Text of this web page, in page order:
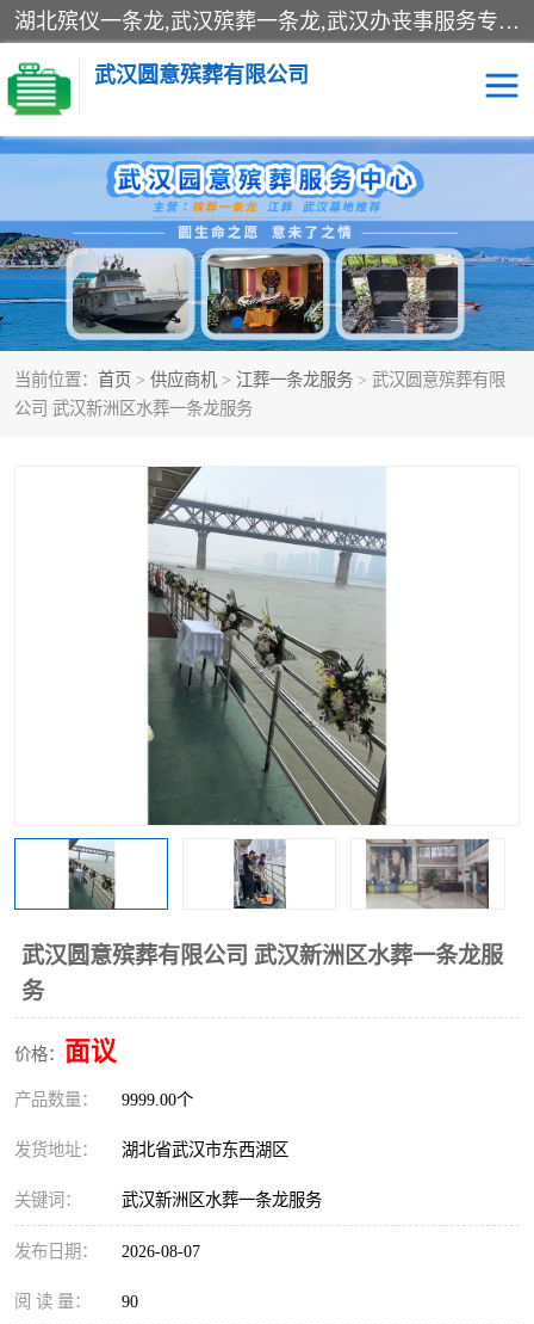
湖北殡仪一条龙,武汉殡葬一条龙,武汉办丧事服务专理红白佛事、病人临终关怀、医院或家中老人去世穿寿衣、灵车遗体接运、殡仪馆告别厅预约、办理火葬场手续、民俗丧事策划、遗体告别仪式、民俗礼仪服务、殡葬礼仪策划、陵园墓位导购、寺庙塔位择吉、往生功德策划、民俗功德策划、异地殡葬礼仪服务、异地骨灰接送返乡
武汉圆意殡葬有限公司
当前位置： 首页 > 供应商机 > 江葬一条龙服务 > 武汉圆意殡葬有限
公司 武汉新洲区水葬一条龙服务
武汉圆意殡葬有限公司 武汉新洲区水葬一条龙服
务
价格： 面议
产品数量： 9999.00个
发货地址： 湖北省武汉市东西湖区
关键词： 武汉新洲区水葬一条龙服务
发布日期： 2026-08-07
阅 读 量： 90
殡葬一条龙服务 江葬一条龙服务
武汉锦辉天堂文化园 仙鹤湖湿地公园
长乐园陵园 万福净土陵园
武汉市阳逻九龙宫陵园 石门峰人文纪念园